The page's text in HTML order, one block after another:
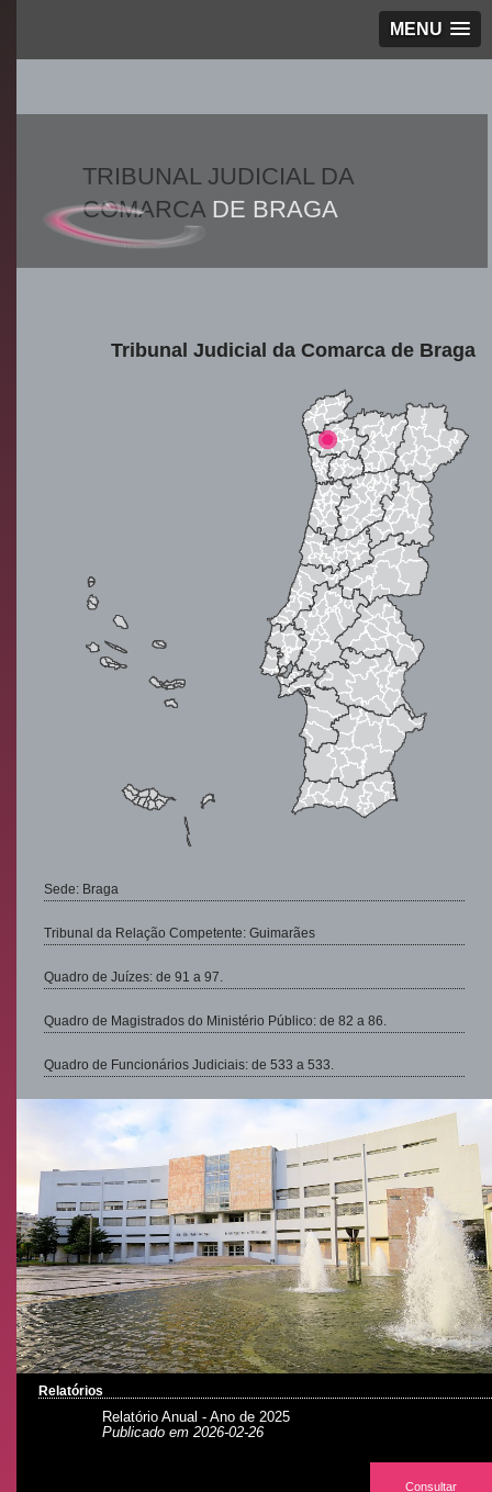
MENU
TRIBUNAL JUDICIAL DA
COMARCADE BRAGA
Tribunal Judicial da Comarca de Braga
Sede: Braga
Tribunal da Relação Competente: Guimarães
Quadro de Juízes: de 91 a 97.
Quadro de Magistrados do Ministério Público: de 82 a 86.
Quadro de Funcionários Judiciais: de 533 a 533.
Relatórios
Relatório Anual - Ano de 2025
Publicado em 2026-02-26
Consultar